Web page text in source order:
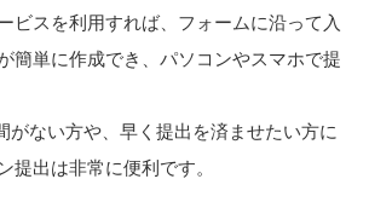
ビスを利用すれば、フォームに沿って入
簡単に作成でき、パソコンやスマホで提
がない方や、早く提出を済ませたい方に
提出は非常に便利です。